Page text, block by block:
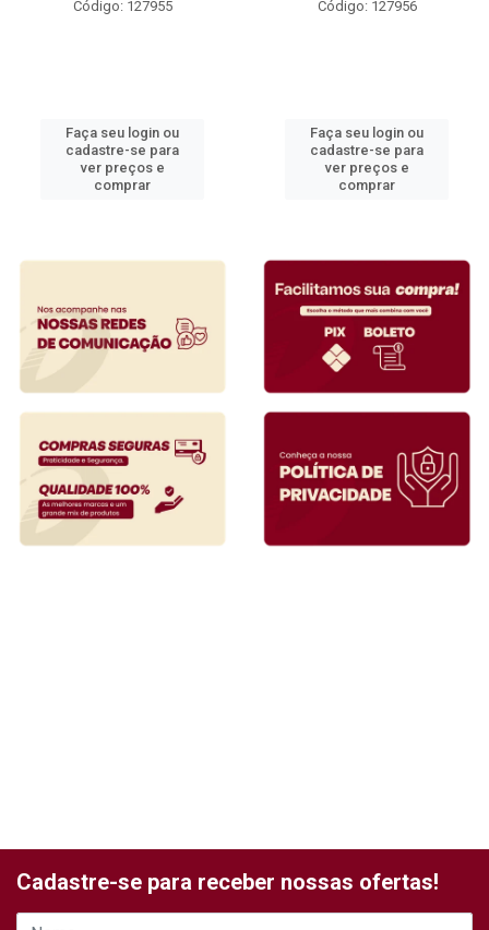
Código: 127955
Faça seu login ou
cadastre-se para
ver preços e
comprar
Código: 127956
Faça seu login ou
cadastre-se para
ver preços e
comprar
Cadastre-se para receber nossas ofertas!